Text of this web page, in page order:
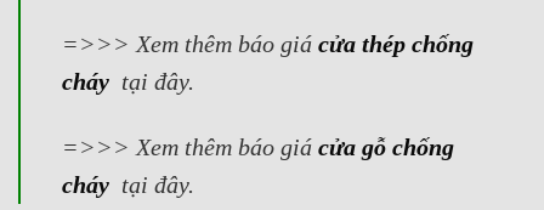
=>>> Xem thêm báo giá cửa thép chống
cháytại đây.
=>>> Xem thêm báo giá cửa gỗ chống
cháytại đây.